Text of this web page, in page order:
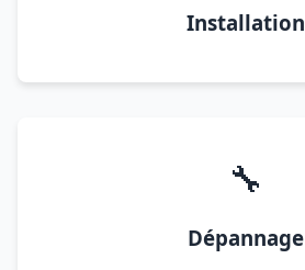
Installation
🔧
Dépannage